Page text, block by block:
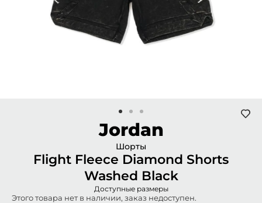
Jordan
Шорты
Flight Fleece Diamond Shorts
Washed Black
Доступные размеры
Этого товара нет в наличии, заказ недоступен.